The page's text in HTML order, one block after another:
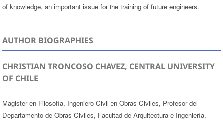
of knowledge, an important issue for the training of future engineers.
AUTHOR BIOGRAPHIES
CHRISTIAN TRONCOSO CHAVEZ, CENTRAL UNIVERSITY
OF CHILE
Magister en Filosofía, Ingeniero Civil en Obras Civiles, Profesor del
Departamento de Obras Civiles, Facultad de Arquitectura e Ingeniería,